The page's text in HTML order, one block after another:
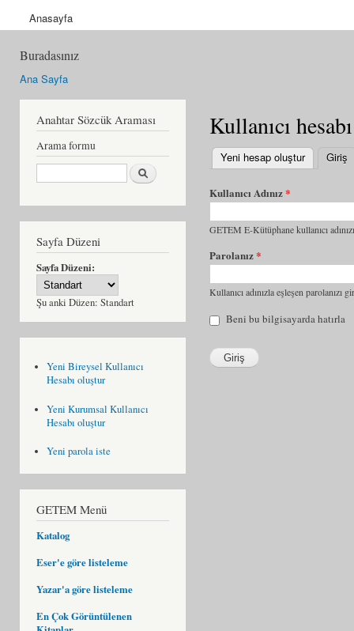
Anasayfa
Buradasınız
Ana Sayfa
Anahtar Sözcük Araması
Arama formu
Ara
Sayfa Düzeni
Sayfa Düzeni:
Şu anki Düzen: Standart
Yeni Bireysel Kullanıcı
Hesabı oluştur
Yeni Kurumsal Kullanıcı
Hesabı oluştur
Yeni parola iste
GETEM Menü
Katalog
Eser'e göre listeleme
Yazar'a göre listeleme
En Çok Görüntülenen
Kullanıcı hesabı
Yeni hesap oluştur Giriş
Kullanıcı Adınız*
GETEM E-Kütüphane kullanıcı
Parolanız*
Kullanıcı adınızla eşleşen parolanızı
Beni bu bilgisayarda hatırla